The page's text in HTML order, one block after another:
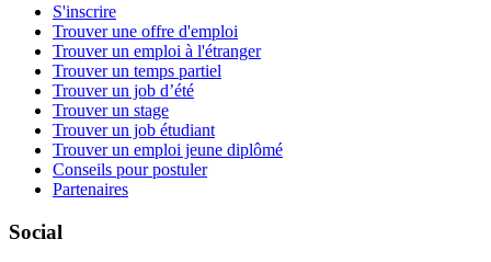
S'inscrire
Trouver une offre d'emploi
Trouver un emploi à l'étranger
Trouver un temps partiel
Trouver un job d’été
Trouver un stage
Trouver un job étudiant
Trouver un emploi jeune diplômé
Conseils pour postuler
Partenaires
Social